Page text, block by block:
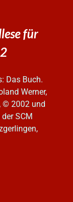
für
Das Buch.
Werner,
© 2002 und
SCM